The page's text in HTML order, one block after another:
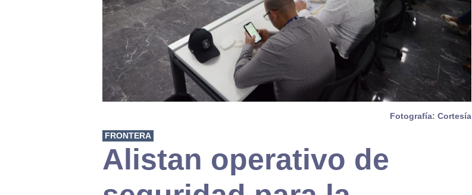
Fotografía: Cortesía
FRONTERA
Alistan operativo de